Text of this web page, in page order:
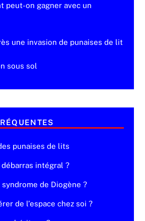
peut-on gagner avec un
une invasion de punaises de lit
sous sol
punaises de lits
intégral ?
syndrome de Diogène ?
de l’espace chez soi ?